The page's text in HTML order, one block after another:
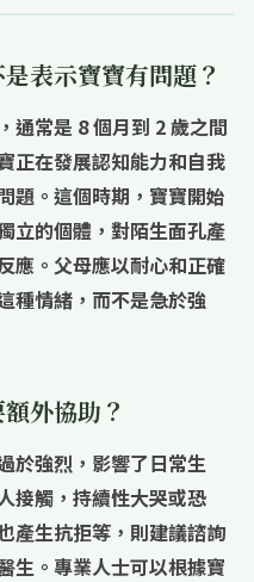
表示寶寶有問題？
通常是 8 個月到 2 歲之間
正在發展認知能力和自我
題。這個時期，寶寶開始
立的個體，對陌生面孔產
應。父母應以耐心和正確
種情緒，而不是急於強
外協助？
於強烈，影響了日常生
接觸，持續性大哭或恐
產生抗拒等，則建議諮詢
生。專業人士可以根據寶